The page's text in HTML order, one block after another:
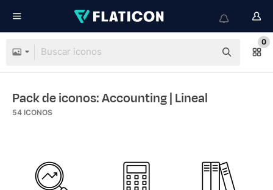
0
Pack de iconos: Accounting| Lineal
54 ICONOS